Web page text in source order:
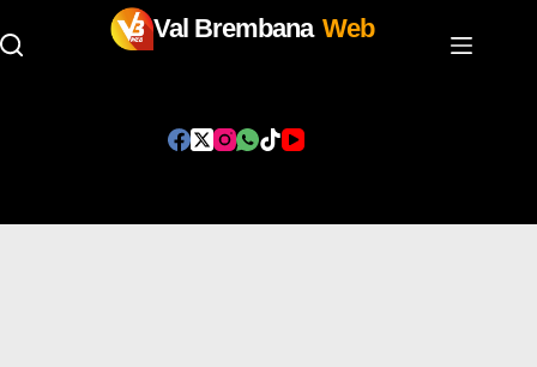
Val Brembana Web